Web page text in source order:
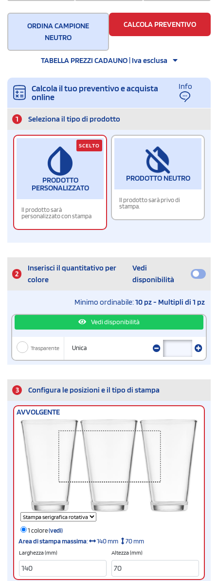
ORDINA CAMPIONE
NEUTRO
CALCOLA PREVENTIVO
TABELLA PREZZI CADAUNO | Iva esclusa
Calcola il tuo preventivo e acquista
online
Info
1 Seleziona il tipo di prodotto
PRODOTTO
PERSONALIZZATO
Il prodotto sarà
personalizzato con stampa
SCELTO
PRODOTTO NEUTRO
Il prodotto sarà privo di
stampa.
2
Inserisci il quantitativo per
colore
Vedi
disponibilità
Minimo ordinabile:10 pz - Multipli di 1 pz
Vedi disponibilità
Trasparente Unica
3 Configura le posizioni e il tipo di stampa
AVVOLGENTE
1 colore(vedi)
Area di stampa massima: 140 mm 70 mm
Larghezza (mm) Altezza (mm)